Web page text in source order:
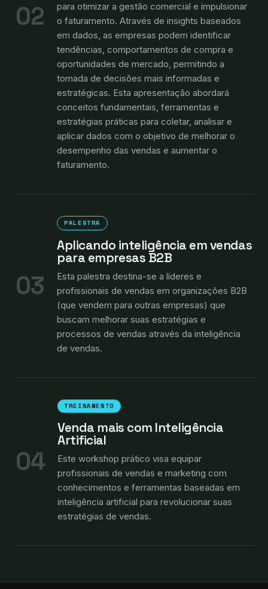
02
para otimizar a gestão comercial e impulsionar
o faturamento. Através de insights baseados
em dados, as empresas podem identificar
tendências, comportamentos de compra e
oportunidades de mercado, permitindo a
tomada de decisões mais informadas e
estratégicas. Esta apresentação abordará
conceitos fundamentais, ferramentas e
estratégias práticas para coletar, analisar e
aplicar dados com o objetivo de melhorar o
desempenho das vendas e aumentar o
faturamento.
03
PALESTRA
Aplicando inteligência em vendas
para empresas B2B
Esta palestra destina-se a líderes e
profissionais de vendas em organizações B2B
(que vendem para outras empresas) que
buscam melhorar suas estratégias e
processos de vendas através da inteligência
de vendas.
04
TREINAMENTO
Venda mais com Inteligência
Artificial
Este workshop prático visa equipar
profissionais de vendas e marketing com
conhecimentos e ferramentas baseadas em
inteligência artificial para revolucionar suas
estratégias de vendas.